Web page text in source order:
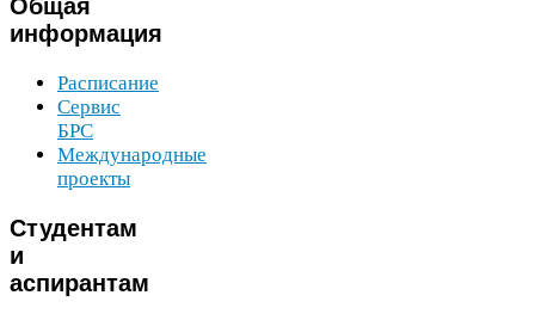
Общая
информация
Расписание
Сервис
БРС
Международные
проекты
Студентам
и
аспирантам